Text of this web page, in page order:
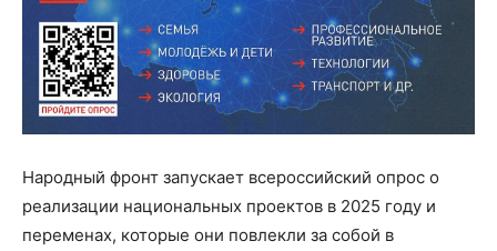
Народный фронт запускает всероссийский опрос о
реализации национальных проектов в 2025 году и
переменах, которые они повлекли за собой в